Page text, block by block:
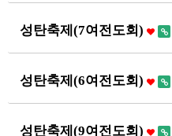
성탄축제(7여전도회)
성탄축제(6여전도회)
성탄축제(9여전도회)